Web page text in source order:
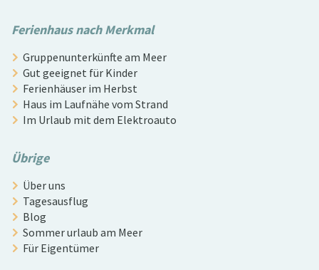
Ferienhaus nach Merkmal
Gruppenunterkünfte am Meer
Gut geeignet für Kinder
Ferienhäuser im Herbst
Haus im Laufnähe vom Strand
Im Urlaub mit dem Elektroauto
Übrige
Über uns
Tagesausflug
Blog
Sommer urlaub am Meer
Für Eigentümer